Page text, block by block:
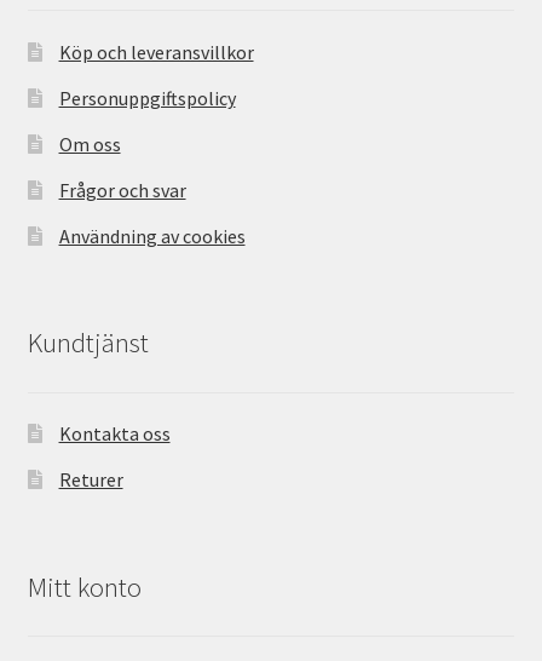
Köp och leveransvillkor
Personuppgiftspolicy
Om oss
Frågor och svar
Användning av cookies
Kundtjänst
Kontakta oss
Returer
Mitt konto